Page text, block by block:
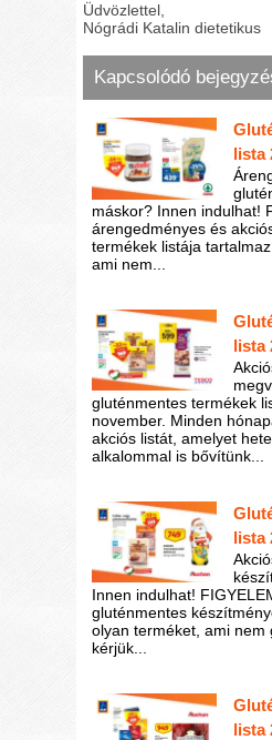
Üdvözlettel,
Nógrádi Katalin dietetikus
Kapcsolódó
lista
máskor? Innen indulhat!
árengedményes és
termékek listája
ami nem...
lista
gluténmentes termékek
november. Minden
akciós listát, amelyet
alkalommal is bővítünk...
lista
Innen indulhat!
gluténmentes
olyan terméket, ami nem
kérjük...
lista